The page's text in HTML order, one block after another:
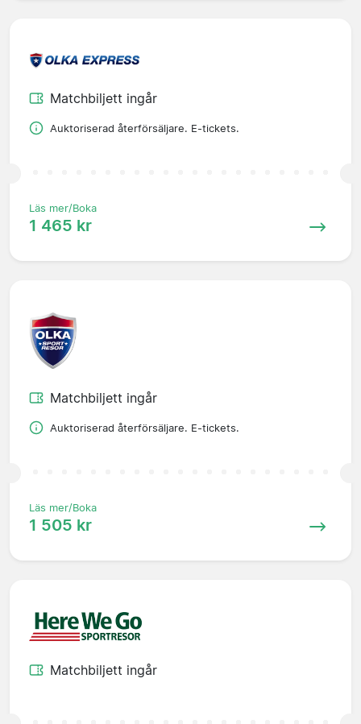
Matchbiljett ingår
Auktoriserad återförsäljare. E-tickets.
Läs mer/Boka
1 465 kr
Matchbiljett ingår
Auktoriserad återförsäljare. E-tickets.
Läs mer/Boka
1 505 kr
Matchbiljett ingår